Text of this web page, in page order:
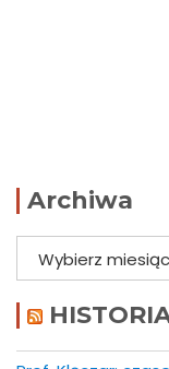
Archiwa
Archiwa